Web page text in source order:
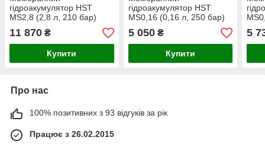
гідроакумулятор HST
MS2,8 (2,8 л, 210 бар)
11 870 ₴
Купити
гідроакумулятор HST
MS0,16 (0,16 л, 250 бар)
5 050₴
Купити
5
Про нас
100% позитивних з 93 відгуків за рік
Працює з 26.02.2015